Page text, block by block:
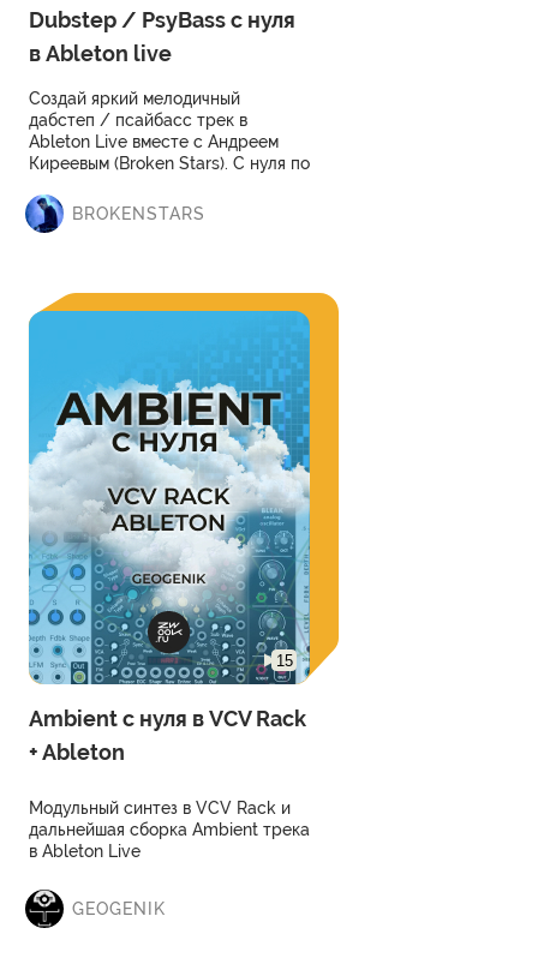
Dubstep / PsyBass с нуля
в Ableton live
Cоздай яркий мелодичный
дабстеп / псайбасс трек в
Ableton Live вместе с Андреем
Киреевым (Broken Stars). С нуля по
BROKENSTARS
15
Ambient с нуля в VCV Rack
+ Ableton
Модульный синтез в VCV Rack и
дальнейшая сборка Ambient трека
в Ableton Live
GEOGENIK